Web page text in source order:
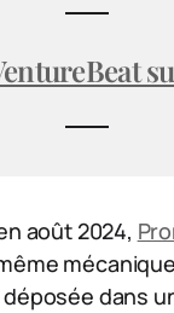
août 2024,
dans